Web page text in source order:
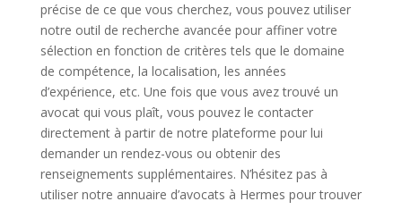
précise de ce que vous cherchez, vous pouvez utiliser
notre outil de recherche avancée pour affiner votre
sélection en fonction de critères tels que le domaine
de compétence, la localisation, les années
d’expérience, etc. Une fois que vous avez trouvé un
avocat qui vous plaît, vous pouvez le contacter
directement à partir de notre plateforme pour lui
demander un rendez-vous ou obtenir des
renseignements supplémentaires. N’hésitez pas à
utiliser notre annuaire d’avocats à Hermes pour trouver